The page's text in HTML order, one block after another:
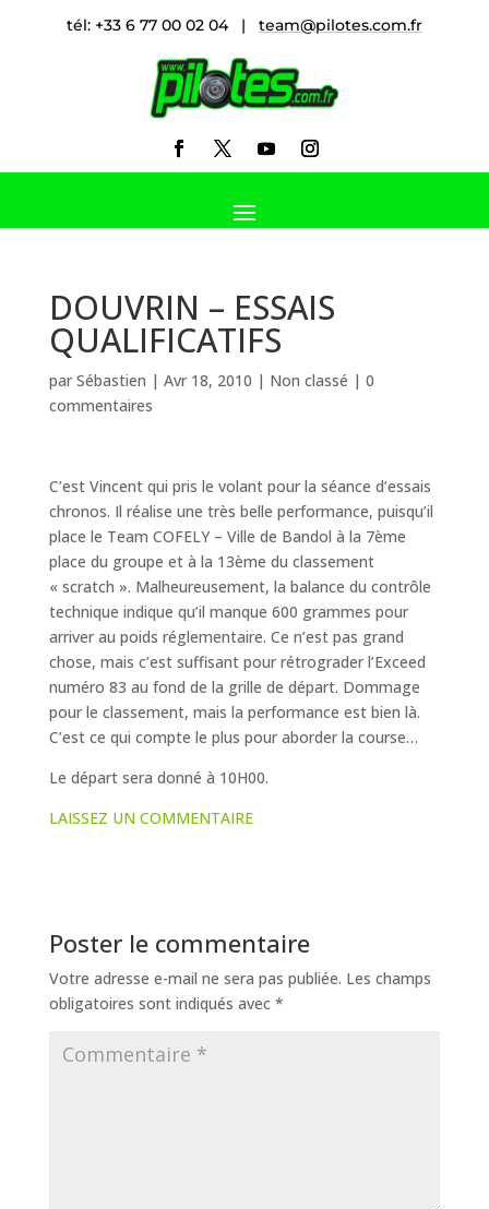
tél: +33 6 77 00 02 04 | team@pilotes.com.fr
DOUVRIN – ESSAIS
QUALIFICATIFS
par Sébastien | Avr 18, 2010 | Non classé | 0
commentaires
C’est Vincent qui pris le volant pour la séance d’essais
chronos. Il réalise une très belle performance, puisqu’il
place le Team COFELY – Ville de Bandol à la 7ème
place du groupe et à la 13ème du classement
« scratch ». Malheureusement, la balance du contrôle
technique indique qu’il manque 600 grammes pour
arriver au poids réglementaire. Ce n’est pas grand
chose, mais c’est suffisant pour rétrograder l’Exceed
numéro 83 au fond de la grille de départ. Dommage
pour le classement, mais la performance est bien là.
C’est ce qui compte le plus pour aborder la course…
Le départ sera donné à 10H00.
LAISSEZ UN COMMENTAIRE
Poster le commentaire
Votre adresse e-mail ne sera pas publiée. Les champs
obligatoires sont indiqués avec *